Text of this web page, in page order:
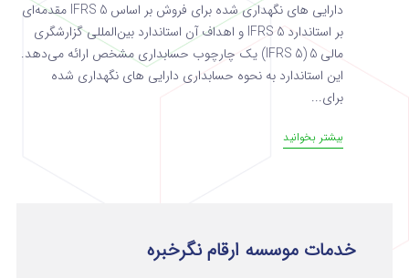
دارایی های نگهداری شده برای فروش بر اساس IFRS 5 مقدمه‌ای
بر استاندارد IFRS 5 و اهداف آن استاندارد بین‌المللی گزارشگری
مالی 5 (IFRS 5) یک چارچوب حسابداری مشخص ارائه می‌دهد.
این استاندارد به نحوه حسابداری دارایی های نگهداری شده
برای...
بیشتر بخوانید
خدمات موسسه ارقام نگرخبره